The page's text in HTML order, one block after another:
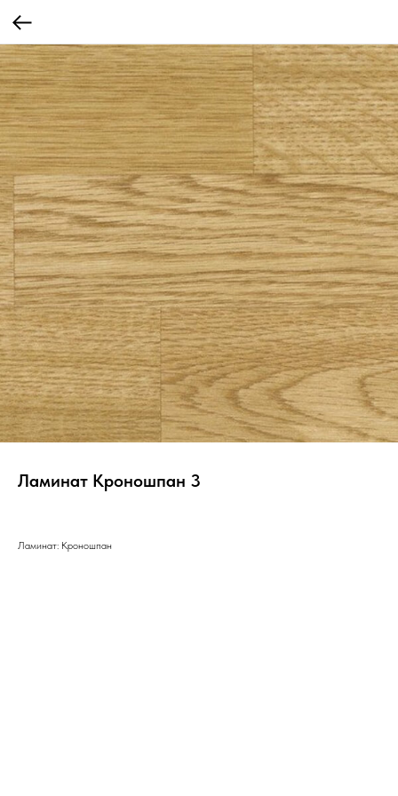
Ламинат Кроношпан 3
Ламинат: Кроношпан